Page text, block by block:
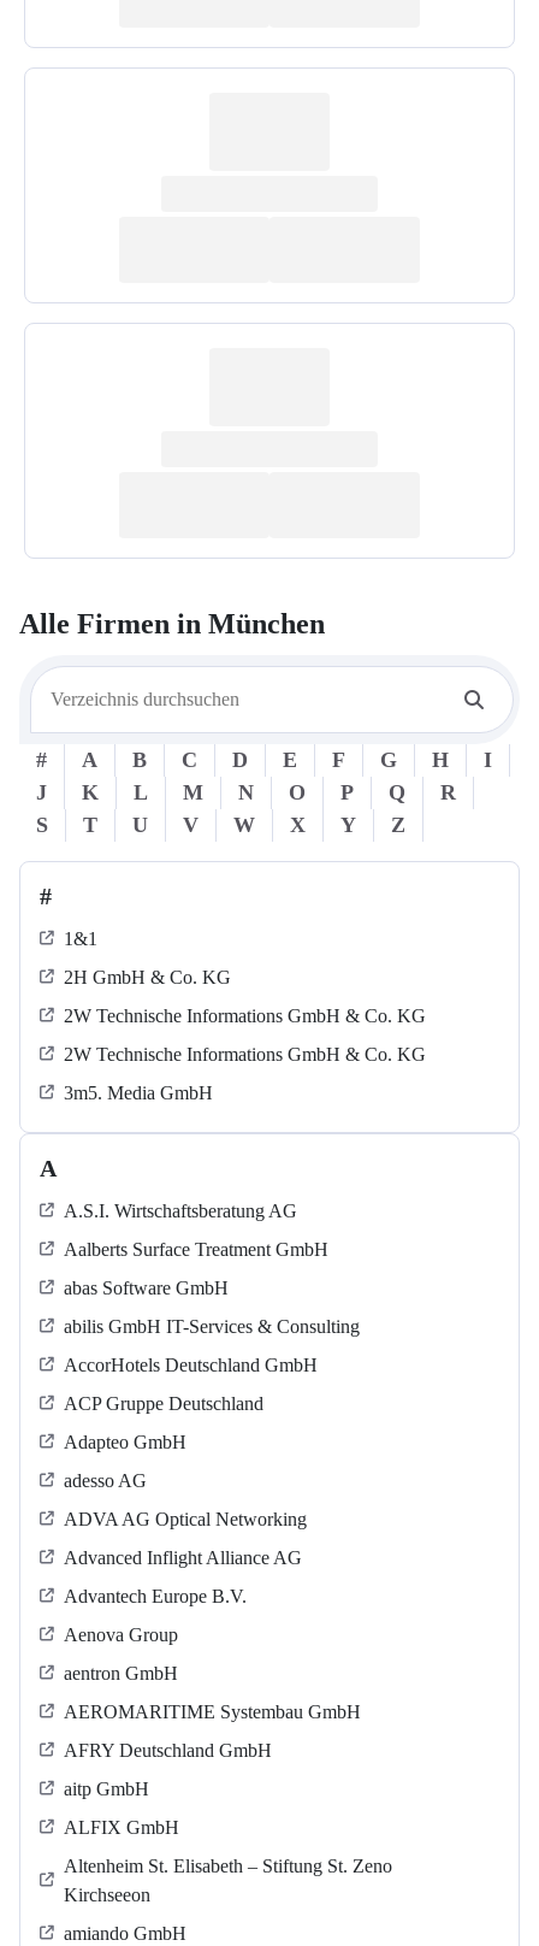
Alle Firmen in München
# A B C D E F G H
I
J
K L M N O P Q
R
S
T U V W X Y Z
#
1&1
2H GmbH & Co. KG
2W Technische Informations GmbH & Co. KG
2W Technische Informations GmbH & Co. KG
3m5. Media GmbH
A
A.S.I. Wirtschaftsberatung AG
Aalberts Surface Treatment GmbH
abas Software GmbH
abilis GmbH IT-Services & Consulting
AccorHotels Deutschland GmbH
ACP Gruppe Deutschland
Adapteo GmbH
adesso AG
ADVA AG Optical Networking
Advanced Inflight Alliance AG
Advantech Europe B.V.
Aenova Group
aentron GmbH
AEROMARITIME Systembau GmbH
AFRY Deutschland GmbH
aitp GmbH
ALFIX GmbH
Altenheim St. Elisabeth – Stiftung St. Zeno
Kirchseeon
amiando GmbH